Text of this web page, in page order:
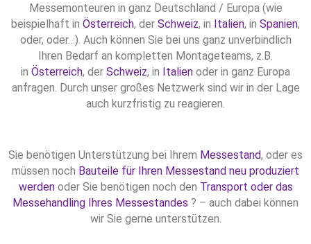
Messemonteuren in ganz Deutschland / Europa (wie
beispielhaft in Österreich, der Schweiz, in Italien, in Spanien,
oder, oder…). Auch können Sie bei uns ganz unverbindlich
Ihren Bedarf an kompletten Montageteams, z.B.
in Österreich, der Schweiz, in Italien oder in ganz Europa
anfragen. Durch unser großes Netzwerk sind wir in der Lage
auch kurzfristig zu reagieren.
Sie benötigen Unterstützung bei Ihrem Messestand, oder es
müssen noch Bauteile für Ihren Messestand neu produziert
werdenoder Sie benötigen noch den Transport oder das
Messehandling Ihres Messestandes ? – auch dabei können
wir Sie gerne unterstützen.